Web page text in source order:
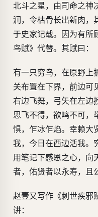
北斗之星，由司命之神
润，令枯骨长出新肉，
于史家记载。因为有所
鸟赋》代替。其赋曰：
有一只穷鸟，在原野上
关布置在下界，前边可
右边飞舞，弓矢在左边
思飞不得，欲鸣不可，
惧，乍冰乍焰。幸赖大
我，今日在西边活我。
用笔记下感恩之心，向
者，佑贤者以永寿，且
赵壹又写作《刺世疾邪
讲：